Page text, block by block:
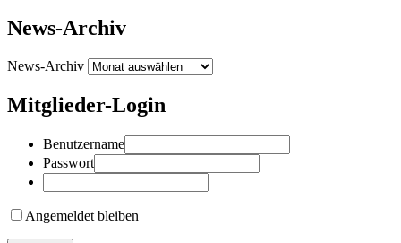
News-Archiv
News-Archiv
Mitglieder-Login
Benutzername
Passwort
Angemeldet bleiben